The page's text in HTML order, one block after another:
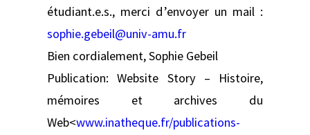
étudiant.e.s., merci d’envoyer un mail :
sophie.gebeil@univ-amu.fr
Bien cordialement, Sophie Gebeil
Publication: Website Story – Histoire,
mémoires et archives du
Web<www.inatheque.fr/publications-